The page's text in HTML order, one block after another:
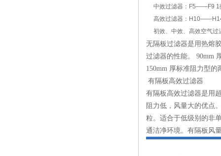
中效过滤器：F5——F9 1
高效过滤器：H10——H14
初效、中效、高效空气过
无隔板过滤器是用热熔
过滤器的性能。 90mm
150mm 厚标准阻力型
有隔板高效过滤器
有隔板高效过滤器是用
阻力低，风量大的优点
粒。适合于低级别的非
通洁净环境。有隔板风